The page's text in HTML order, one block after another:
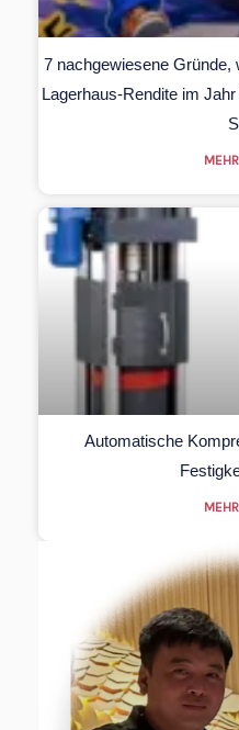
7 nachgewiesene Gründe,
Lagerhaus-Rendite im
Automatische